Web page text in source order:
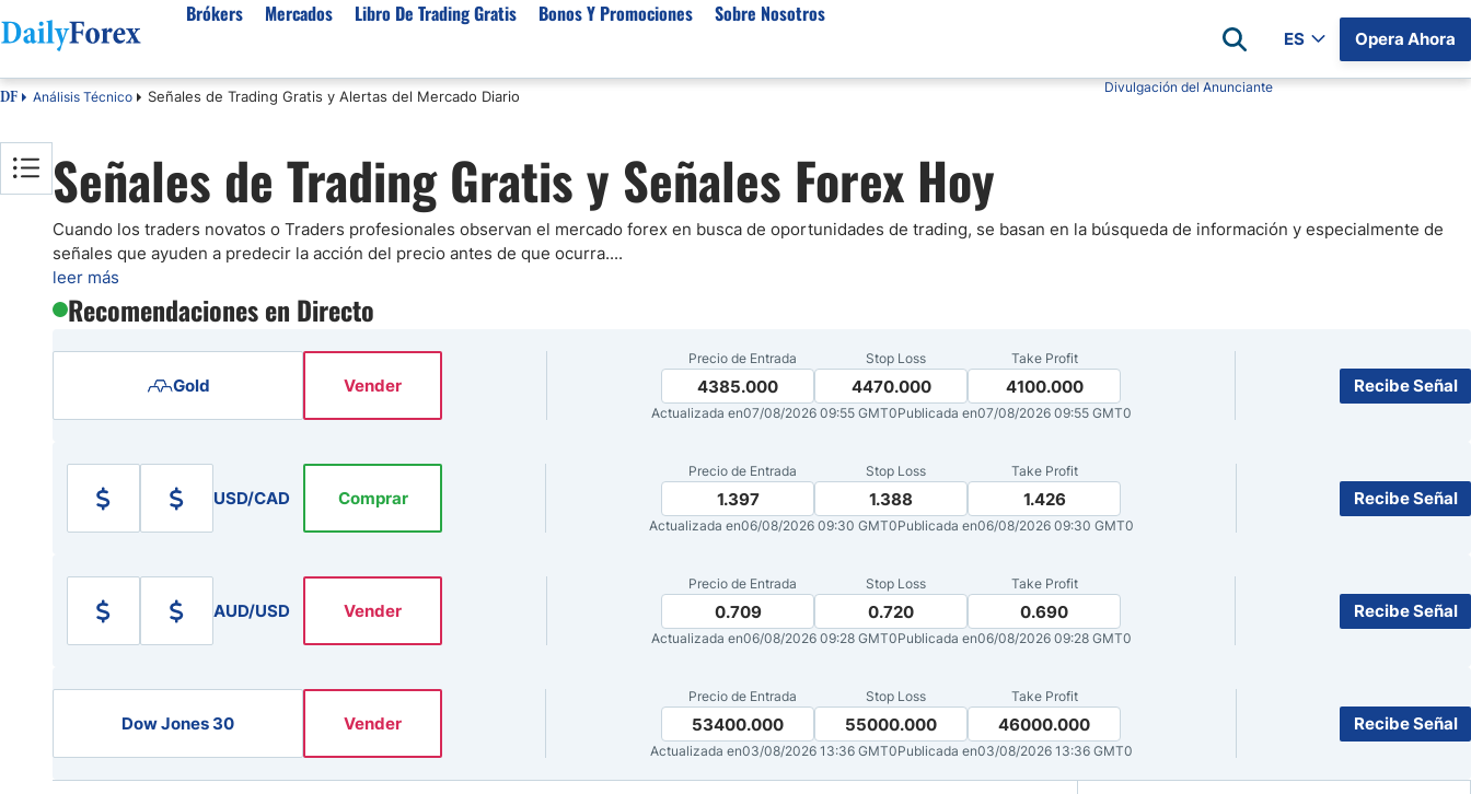
Brókers
España
Argentina
Rep. Dominicana
Mexico
Costa Rica
Guatemala
Cuba
Ecuador
Latinoamérica
Nicaragua
Estados Unidos
Brokers Regulados
Brokers Para Scalping
Broker Oro
Brokers de Trading Automático
Lista de Mejores Prop Firms
Empresas de Fondeo en Estados
Unidos
Eightcap
Compara Brokers de Forex
Mercados
Divisas
USD/MXN
USD/JPY
EUR/USD
USD/COP
USD/PEN
Materias Primas
Oro (XAU/USD)
Indices
S&P 500
Acciones
Banco Santander (SAN)
Todas las Acciones
Análisis Forex
Señales Forex Gratis
El Oro va a Subir o Bajar Hoy
Libro De Trading Gratis Bonos Y Promociones Sobre Nosotros
Sobre Nosotros
Política editorial
Cómo generamos ingresos
Nuestra metodología
Por qué confiar en nosotros
Opera Ahora
ES
DF Análisis Técnico Señales de Trading Gratis y Alertas del Mercado Diario
Divulgación del Anunciante
Señales de Trading Gratis y Señales Forex Hoy
Cuando los traders novatos o Traders profesionales observan el mercado forex en busca de oportunidades de trading, se basan en la búsqueda de información y especialmente de
señales que ayuden a predecir la acción del precio antes de que ocurra....
leer más
Recomendaciones en Directo
Gold Vender
Precio de Entrada
4385.000
Stop Loss
4470.000
Take Profit
4100.000
Actualizada en07/08/2026 09:55 GMT0Publicada en07/08/2026 09:55 GMT0
Recibe Señal
USD/CAD Comprar
Precio de Entrada
1.397
Stop Loss
1.388
Take Profit
1.426
Actualizada en06/08/2026 09:30 GMT0Publicada en06/08/2026 09:30 GMT0
Recibe Señal
AUD/USD Vender
Precio de Entrada
0.709
Stop Loss
0.720
Take Profit
0.690
Actualizada en06/08/2026 09:28 GMT0Publicada en06/08/2026 09:28 GMT0
Recibe Señal
Dow Jones 30 Vender
Precio de Entrada
53400.000
Stop Loss
55000.000
Take Profit
46000.000
Actualizada en03/08/2026 13:36 GMT0Publicada en03/08/2026 13:36 GMT0
Recibe Señal